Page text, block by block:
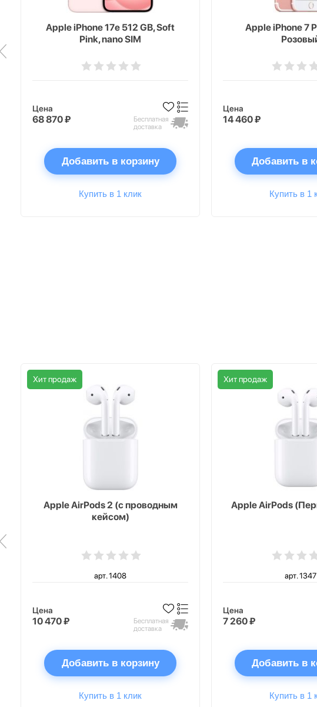
Apple iPhone 17e 512 GB, Soft
Pink, nano SIM
Цена
68 870 ₽
Бесплатная
доставка
Добавить в корзину
Купить в 1 клик
Apple iPhone 7
Цена
14 460 ₽
Добавить в
Купить в 1
Хит продаж
Apple AirPods 2 (с проводным
кейсом)
арт. 1408
Цена
10 470 ₽
Бесплатная
доставка
Добавить в корзину
Купить в 1 клик
Хит продаж
Apple AirPods
арт. 1347
Цена
7 260 ₽
Добавить в
Купить в 1